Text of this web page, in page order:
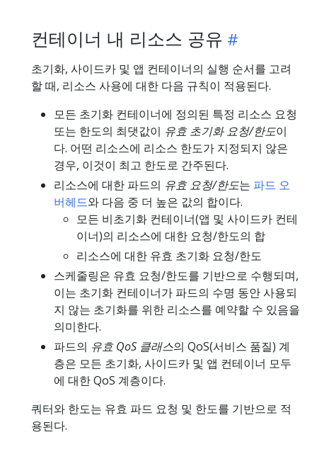
컨테이너 내 리소스 공유
초기화, 사이드카 및 앱 컨테이너의 실행 순서를 고려
할 때, 리소스 사용에 대한 다음 규칙이 적용된다.
모든 초기화 컨테이너에 정의된 특정 리소스 요청
또는 한도의 최댓값이 유효 초기화 요청/한도이
다. 어떤 리소스에 리소스 한도가 지정되지 않은
경우, 이것이 최고 한도로 간주된다.
리소스에 대한 파드의 유효 요청/한도는 파드 오
버헤드와 다음 중 더 높은 값의 합이다.
모든 비초기화 컨테이너(앱 및 사이드카 컨테
이너)의 리소스에 대한 요청/한도의 합
리소스에 대한 유효 초기화 요청/한도
스케줄링은 유효 요청/한도를 기반으로 수행되며,
이는 초기화 컨테이너가 파드의 수명 동안 사용되
지 않는 초기화를 위한 리소스를 예약할 수 있음을
의미한다.
파드의 유효 QoS 클래스의 QoS(서비스 품질) 계
층은 모든 초기화, 사이드카 및 앱 컨테이너 모두
에 대한 QoS 계층이다.
쿼터와 한도는 유효 파드 요청 및 한도를 기반으로 적
용된다.